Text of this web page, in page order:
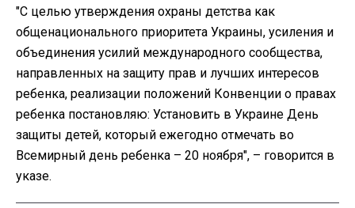
"С целью утверждения охраны детства как
общенационального приоритета Украины, усиления и
объединения усилий международного сообщества,
направленных на защиту прав и лучших интересов
ребенка, реализации положений Конвенции о правах
ребенка постановляю: Установить в Украине День
защиты детей, который ежегодно отмечать во
Всемирный день ребенка – 20 ноября", – говорится в
указе.